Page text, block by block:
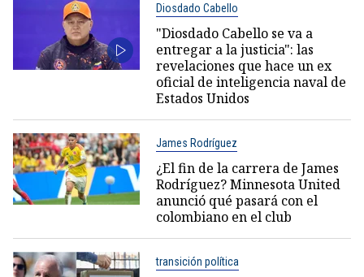
Diosdado Cabello
"Diosdado Cabello se va a
entregar a la justicia": las
revelaciones que hace un ex
oficial de inteligencia naval de
Estados Unidos
James Rodríguez
¿El fin de la carrera de James
Rodríguez? Minnesota United
anunció qué pasará con el
colombiano en el club
transición política